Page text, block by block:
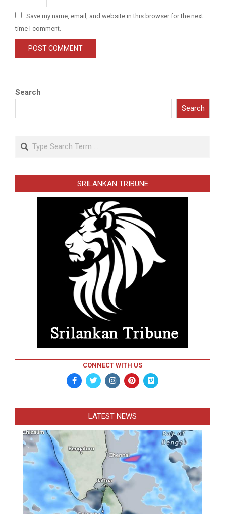
Save my name, email, and website in this browser for the next
time I comment.
Search
Search
Search
SRILANKAN TRIBUNE
CONNECT WITH US
LATEST NEWS